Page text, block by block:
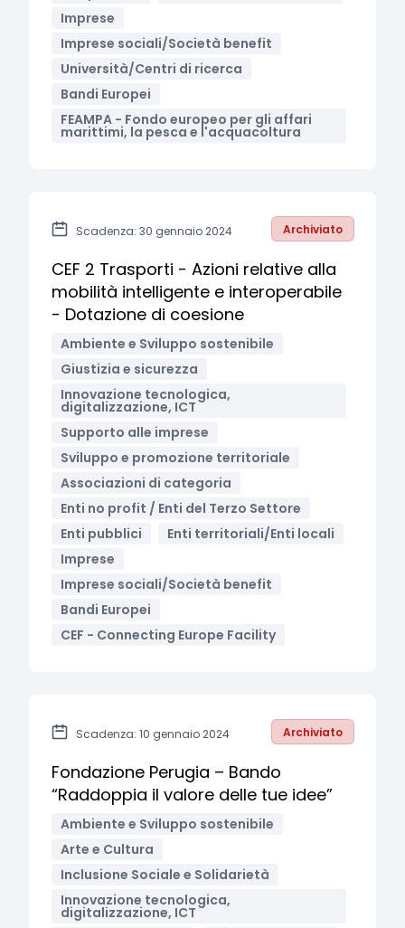
Imprese
Imprese sociali/Società benefit
Università/Centri di ricerca
Bandi Europei
FEAMPA - Fondo europeo per gli affari
marittimi, la pesca e l'acquacoltura
Scadenza: 30 gennaio 2024 Archiviato
CEF 2 Trasporti - Azioni relative alla
mobilità intelligente e interoperabile
- Dotazione di coesione
Ambiente e Sviluppo sostenibile
Giustizia e sicurezza
Innovazione tecnologica,
digitalizzazione, ICT
Supporto alle imprese
Sviluppo e promozione territoriale
Associazioni di categoria
Enti no profit / Enti del Terzo Settore
Enti pubblici
Enti territoriali/Enti locali
Imprese
Imprese sociali/Società benefit
Bandi Europei
CEF - Connecting Europe Facility
Scadenza: 10 gennaio 2024 Archiviato
Fondazione Perugia – Bando
“Raddoppia il valore delle tue idee”
Ambiente e Sviluppo sostenibile
Arte e Cultura
Inclusione Sociale e Solidarietà
Innovazione tecnologica,
digitalizzazione, ICT